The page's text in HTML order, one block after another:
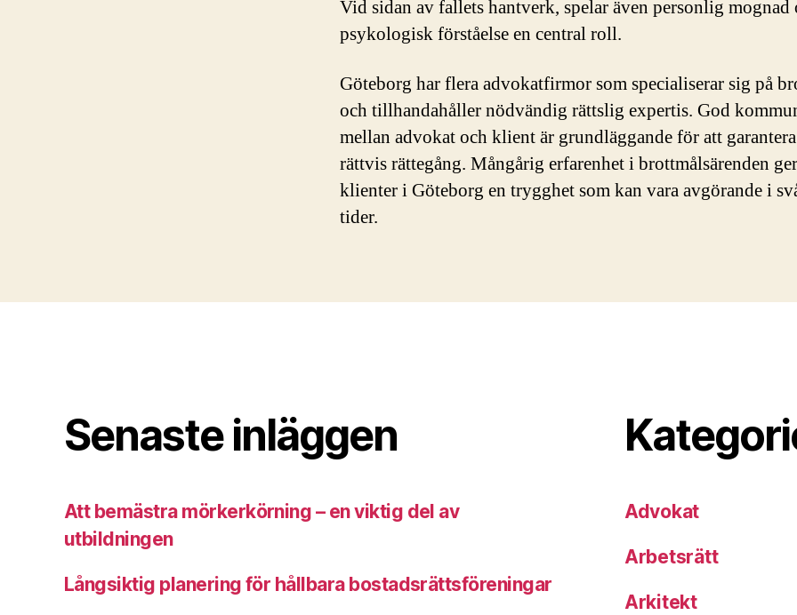
Vid sidan av fallets hantverk, spelar även personlig mognad
psykologisk förståelse en central roll.
Göteborg har flera advokatfirmor som specialiserar sig på
och tillhandahåller nödvändig rättslig expertis. God
mellan advokat och klient är grundläggande för att
rättvis rättegång. Mångårig erfarenhet i brottmålsärenden ger
klienter i Göteborg en trygghet som kan vara avgörande i
tider.
Senaste inläggen
Att bemästra mörkerkörning – en viktig del av
utbildningen
Långsiktig planering för hållbara bostadsrättsföreningar
Advokat
Arbetsrätt
Arkitekt